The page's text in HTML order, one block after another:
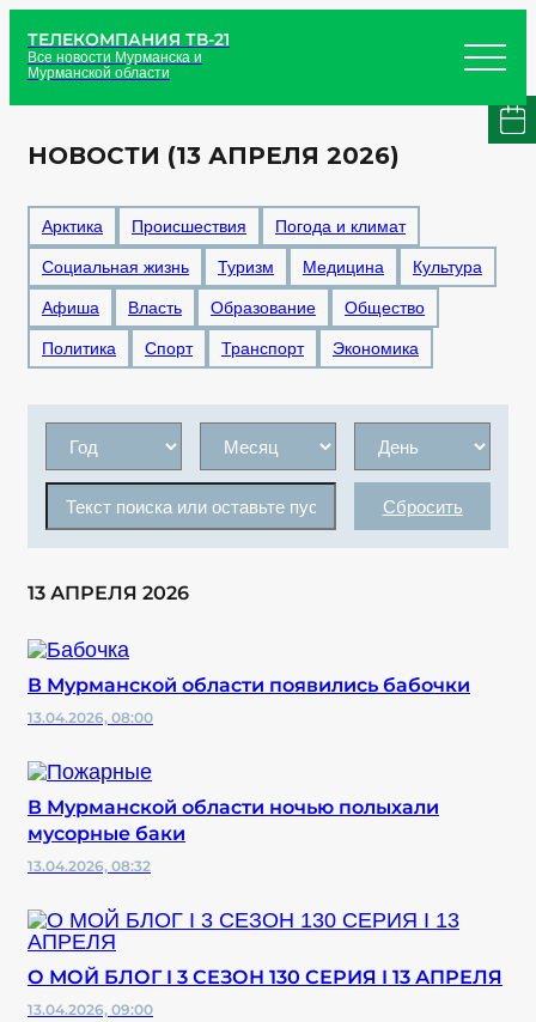
ТЕЛЕКОМПАНИЯ ТВ-21
Все новости Мурманска и
Мурманской области
НОВОСТИ (13 АПРЕЛЯ 2026)
Арктика Происшествия Погода и климат
Социальная жизнь Туризм Медицина Культура
Афиша Власть Образование Общество
Политика Спорт Транспорт Экономика
Сбросить
13 АПРЕЛЯ 2026
В Мурманской области появились бабочки
13.04.2026, 08:00
В Мурманской области ночью полыхали
мусорные баки
13.04.2026, 08:32
О МОЙ БЛОГ I 3 СЕЗОН 130 СЕРИЯ I 13 АПРЕЛЯ
13.04.2026, 09:00